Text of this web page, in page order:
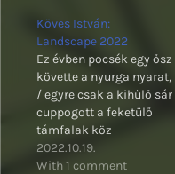
Köves István:
Landscape 2022
Ez évben pocsék egy ősz
követte a nyurga nyarat,
/ egyre csak a kihűlő sár
cuppogott a feketülő
támfalak köz
2022.10.19.
With 1 comment